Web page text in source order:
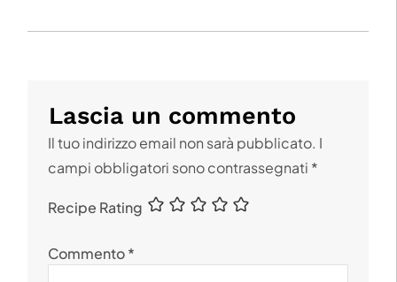
Lascia un commento
Il tuo indirizzo email non sarà pubblicato. I
campi obbligatori sono contrassegnati *
Recipe Rating
Commento*